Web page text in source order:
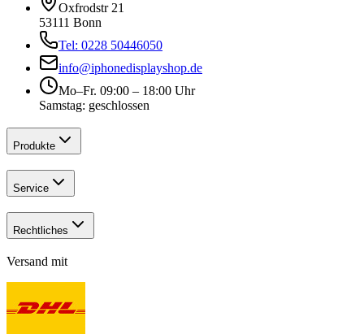
Oxfrodstr 21
53111 Bonn
Tel: 0228 50446050
info@iphonedisplayshop.de
Mo–Fr. 09:00 – 18:00 Uhr
Samstag: geschlossen
Produkte
Service
Rechtliches
Versand mit